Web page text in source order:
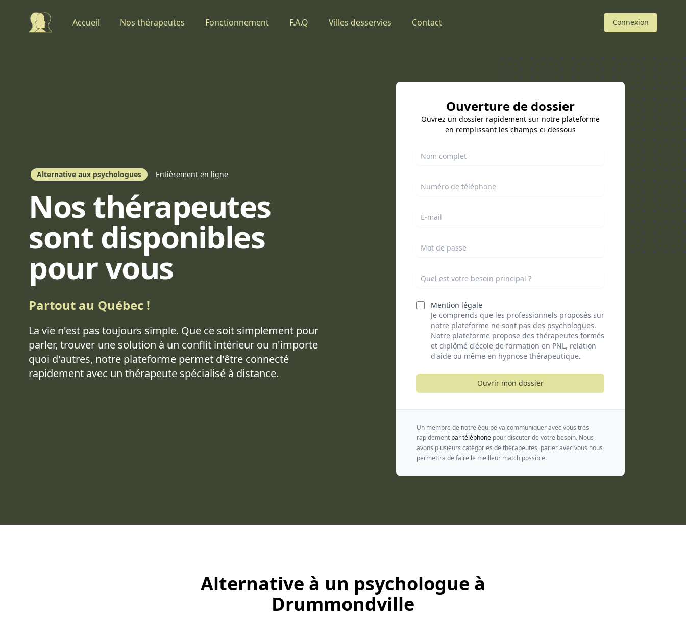
Thérapeute en ligne
Accueil Nos thérapeutes Fonctionnement F.A.Q Villes desservies Contact Connexion
Alternative aux psychologues Entièrement en ligne
Nos thérapeutes
sont disponibles
pour vous
Partout au Québec !
La vie n'est pas toujours simple. Que ce soit simplement pour
parler, trouver une solution à un conflit intérieur ou n'importe
quoi d'autres, notre plateforme permet d'être connecté
rapidement avec un thérapeute spécialisé à distance.
Ouverture de dossier
Ouvrez un dossier rapidement sur notre plateforme
en remplissant les champs ci-dessous
Votre nom complet
Numéro de téléphone
E-mail
Mot de passe
Quel est votre besoin principal ?
Mention légale
Je comprends que les professionnels proposés sur
notre plateforme ne sont pas des psychologues.
Notre plateforme propose des thérapeutes formés
et diplômé d'école de formation en PNL, relation
d'aide ou même en hypnose thérapeutique.
Ouvrir mon dossier
Un membre de notre équipe va communiquer avec vous très
rapidement par téléphonepour discuter de votre besoin. Nous
avons plusieurs catégories de thérapeutes, parler avec vous nous
permettra de faire le meilleur match possible.
Alternative à un psychologue à
Drummondville